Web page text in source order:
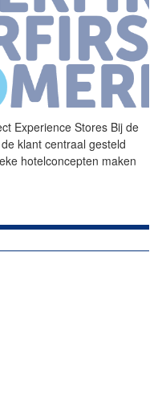
Experience Stores Bij de
klant centraal gesteld
hotelconcepten maken